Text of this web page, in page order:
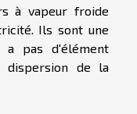
à vapeur froide
Ils sont une
pas d'élément
dispersion de la